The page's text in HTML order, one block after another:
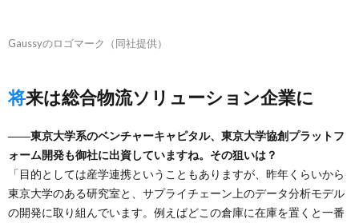
Gaussyのロゴマーク（同社提供）
将来は総合物流ソリューション企業に
――東京大学系のベンチャーキャピタル、東京大学協創プラットフ
ォーム開発も御社に出資していますね。その狙いは？
「目的としては産学連携ということもありますが、昨年くらいから
東京大学のある研究室と、サプライチェーン上のデータ分析モデル
の開発に取り組んでいます。例えばどこの倉庫に在庫を置くと一番